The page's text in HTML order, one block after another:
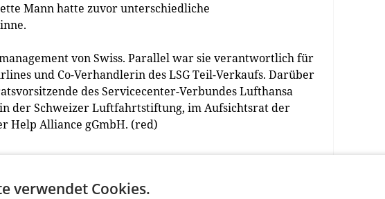
Mann hatte zuvor unterschiedliche
von Swiss. Parallel war sie verantwortlich für
und Co-Verhandlerin des LSG Teil-Verkaufs. Darüber
des Servicecenter-Verbundes Lufthansa
der Schweizer Luftfahrtstiftung, im Aufsichtsrat der
Help Alliance gGmbH. (red)
verwendet Cookies.